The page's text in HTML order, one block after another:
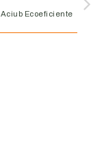
Aciub Ecoeficiente